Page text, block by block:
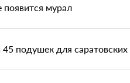
мурал
подушек для